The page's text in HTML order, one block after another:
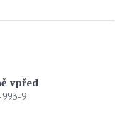
vpřed
9